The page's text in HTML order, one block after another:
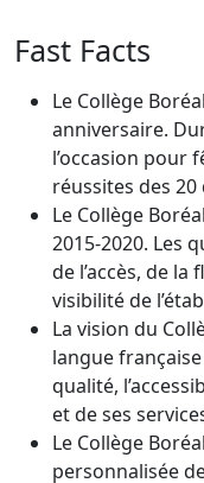
Fast Facts
Le Collège
anniversaire.
l’occasion pour
réussites des
Le Collège
2015-2020. Les
de l’accès, de
visibilité de
La vision du
langue
qualité,
et de ses
Le Collège
personnalisée